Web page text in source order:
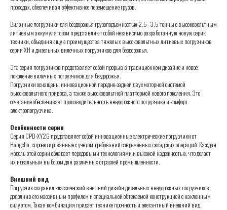
проходах, обеспечивая эффективное перемещение грузов.
Вилочные погрузчики для бездорожья грузоподъемностью 2,5–3,5 тонны с высоковольтным
литиевым аккумулятором представляют собой независимо разработанную новую серию
техники, объединяющую преимущества тяжелых высоковольтных литиевых погрузчиков
серии XH и дизельных вилочных погрузчиков для бездорожья.
Эта серия погрузчиков представляет собой прорыв в традиционном дизайне и новое
поколение вилочных погрузчиков для бездорожья.
Погрузчики оснащены инновационной передне-задней двухмоторной системой
высоковольтного привода, а также высоковольтной платформой нового поколения. Это
сочетание обеспечивает производительность внедорожного погрузчика и комфорт
электропогрузчика.
Особенности серии
Серия CPD-XY2G представляет собой инновационные электрические погрузчики от
Hangcha, спроектированные с учетом требований современных складских операций. Каждая
модель этой серии обладает передовыми технологиями и высокой надежностью, что делает
их идеальным выбором для различных отраслей промышленности.
Внешний вид
Погрузчик сохранил классический внешний дизайн дизельных внедорожных погрузчиков,
дополнив его массивным профилем и специальной обтекаемой конструкцией с наклонным
силуэтом. Такая комбинация придает технике прочность и элегантный внешний вид.